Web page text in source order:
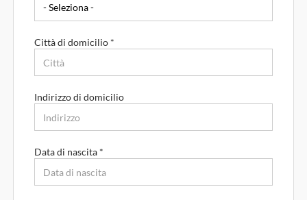
Città di domicilio *
Indirizzo di domicilio
Data di nascita *